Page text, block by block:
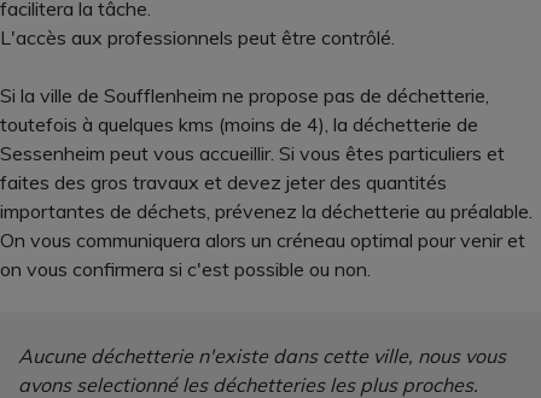
facilitera la tâche.
L'accès aux professionnels peut être contrôlé.
Si la ville de Soufflenheim ne propose pas de déchetterie,
toutefois à quelques kms (moins de 4), la déchetterie de
Sessenheim peut vous accueillir. Si vous êtes particuliers et
faites des gros travaux et devez jeter des quantités
importantes de déchets, prévenez la déchetterie au préalable.
On vous communiquera alors un créneau optimal pour venir et
on vous confirmera si c'est possible ou non.
Aucune déchetterie n'existe dans cette ville, nous vous
avons selectionné les déchetteries les plus proches.